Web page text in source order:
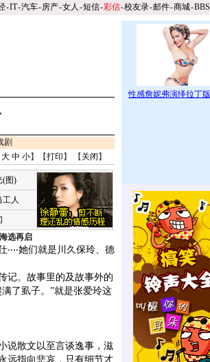
-IT-汽车-房产-女人 -短信-彩信-校友录-邮件-商城-BBS
剧
大 中 小】【打印 】 【 关闭 】
(图)
人
选再启
她们就是川久保玲、德
。故事里的及故事外的
了虱子。”就是张爱玲这
散文以至言谈逸事，滋
远指向悲哀，只有细节才